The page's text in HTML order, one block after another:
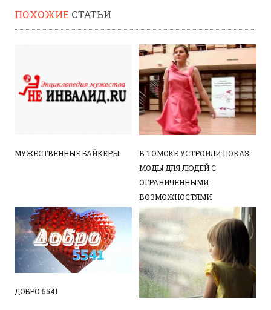
ПОХОЖИЕ СТАТЬИ
МУЖЕСТВЕННЫЕ БАЙКЕРЫ
В ТОМСКЕ УСТРОИЛИ ПОКАЗ
МОДЫ ДЛЯ ЛЮДЕЙ С
ОГРАНИЧЕННЫМИ
ВОЗМОЖНОСТЯМИ
ДОБРО 5541